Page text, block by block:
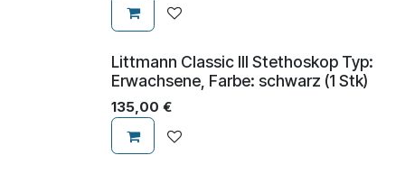
Littmann Classic III Stethoskop Typ:
Erwachsene, Farbe: schwarz (1 Stk)
135,00 €